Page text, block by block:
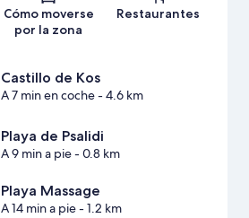
Cómo moverse
por la zona
Restaurantes
Castillo de Kos
A 7 min en coche- 4.6 km
Playa de Psalidi
A 9 min a pie- 0.8 km
Playa Massage
A 14 min a pie- 1.2 km